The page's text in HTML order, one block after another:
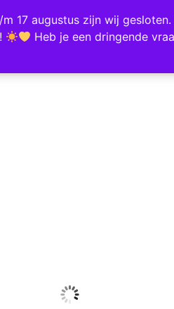
m 17 augustus zijn wij
Heb je een dringende
SHOP